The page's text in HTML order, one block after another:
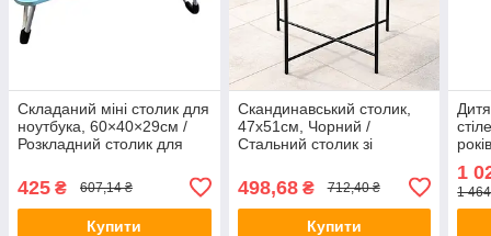
Складаний міні столик для
ноутбука, 60×40×29см /
Розкладний столик для
для ноутбука
425 ₴ 607,14 ₴
Купити
Скандинавський столик,
47х51см, Чорний /
Стальний столик зі
Кофейний столик для
балкону та вітальні
498,68₴ 712,40 ₴
Купити
1
1